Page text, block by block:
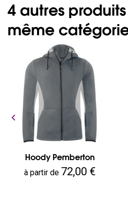
4 autres
même
Hoody Pemberton
Prix
à partir de 72,00 €
